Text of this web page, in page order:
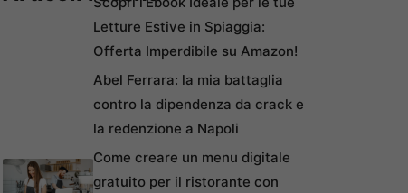
Letture Estive in Spiaggia:
Offerta Imperdibile su Amazon!
Abel Ferrara: la mia battaglia
contro la dipendenza da crack e
la redenzione a Napoli
Come creare un menu digitale
gratuito per il ristorante con